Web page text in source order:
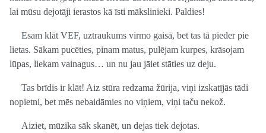
lai mūsu dejotāji ierastos kā īsti mākslinieki. Paldies!
Esam klāt VEF, uztraukums virmo gaisā, bet tas tā pieder pie
lietas. Sākam pucēties, pinam matus, pulējam kurpes, krāsojam
lūpas, liekam vainagus… un nu jau jāiet stāties uz deju.
Tas brīdis ir klāt! Aiz stūra redzama žūrija, viņi izskatījās tādi
nopietni, bet mēs nebaidāmies no viņiem, viņi taču nekož.
Aiziet, mūzika sāk skanēt, un dejas tiek dejotas.